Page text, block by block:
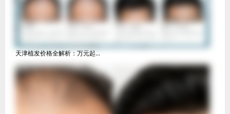
天津植发价格全解析：万元起...